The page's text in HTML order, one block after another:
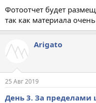
Фотоотчет будет
так как материала
Arigato
25 Авг 2019
День 3. За пределами